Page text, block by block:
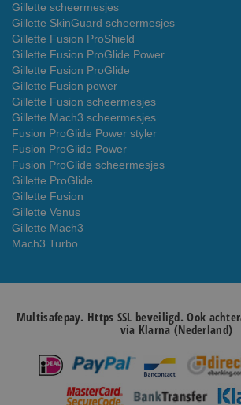
Gillette scheermesjes
Gillette SkinGuard scheermesjes
Gillette Fusion ProShield
Gillette Fusion ProGlide Power
Gillette Fusion ProGlide
Gillette Fusion power
Gillette Fusion scheermesjes
Gillette Mach3 scheermesjes
Fusion ProGlide Power styler
Fusion ProGlide Power
Fusion ProGlide scheermesjes
Gillette ProGlide
Gillette Fusion
Gillette Venus
Gillette Mach3
Mach3 Turbo
Multisafepay. Https SSL beveiligd. Ook
via Klarna (Nederland)